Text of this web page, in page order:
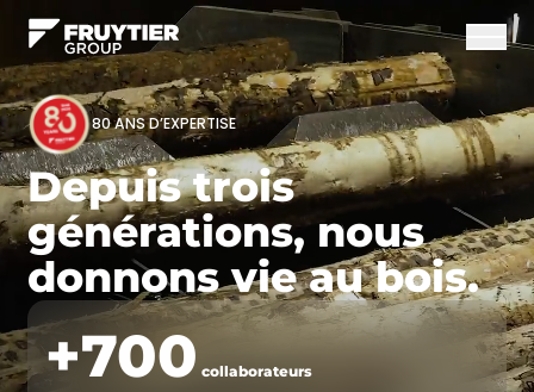
Ouvrir/
80 ANS D’EXPERTISE
Depuis trois
générations, nous
donnons vie au bois.
+700 collaborateurs